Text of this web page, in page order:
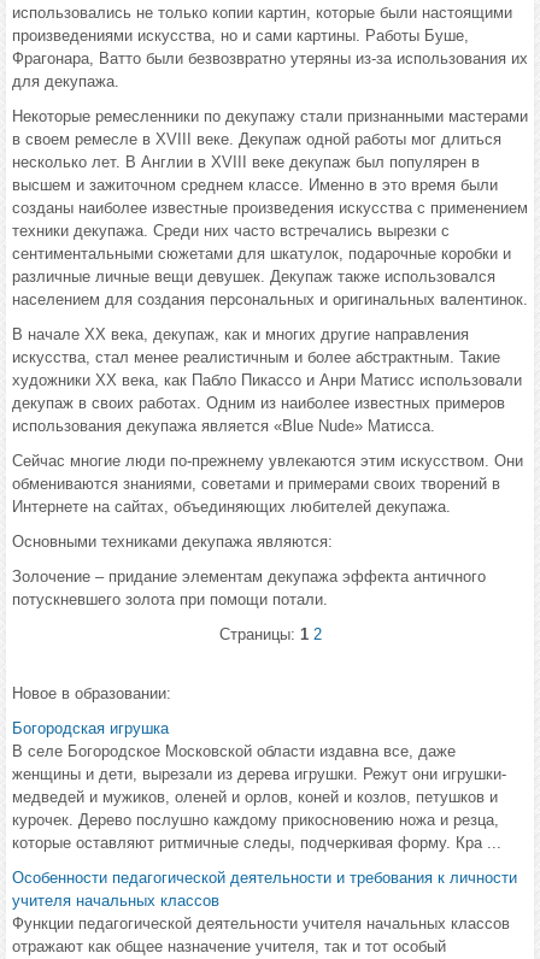
использовались не только копии картин, которые были настоящими
произведениями искусства, но и сами картины. Работы Буше,
Фрагонара, Ватто были безвозвратно утеряны из-за использования их
для декупажа.
Некоторые ремесленники по декупажу стали признанными мастерами
в своем ремесле в XVIII веке. Декупаж одной работы мог длиться
несколько лет. В Англии в XVIII веке декупаж был популярен в
высшем и зажиточном среднем классе. Именно в это время были
созданы наиболее известные произведения искусства с применением
техники декупажа. Среди них часто встречались вырезки с
сентиментальными сюжетами для шкатулок, подарочные коробки и
различные личные вещи девушек. Декупаж также использовался
населением для создания персональных и оригинальных валентинок.
В начале XX века, декупаж, как и многих другие направления
искусства, стал менее реалистичным и более абстрактным. Такие
художники XX века, как Пабло Пикассо и Анри Матисс использовали
декупаж в своих работах. Одним из наиболее известных примеров
использования декупажа является «Blue Nude» Матисса.
Сейчас многие люди по-прежнему увлекаются этим искусством. Они
обмениваются знаниями, советами и примерами своих творений в
Интернете на сайтах, объединяющих любителей декупажа.
Основными техниками декупажа являются:
Золочение – придание элементам декупажа эффекта античного
потускневшего золота при помощи потали.
Страницы: 1 2
Новое в образовании:
Богородская игрушка
В селе Богородское Московской области издавна все, даже
женщины и дети, вырезали из дерева игрушки. Режут они игрушки-
медведей и мужиков, оленей и орлов, коней и козлов, петушков и
курочек. Дерево послушно каждому прикосновению ножа и резца,
которые оставляют ритмичные следы, подчеркивая форму. Кра ...
Особенности педагогической деятельности и требования к личности
учителя начальных классов
Функции педагогической деятельности учителя начальных классов
отражают как общее назначение учителя, так и тот особый